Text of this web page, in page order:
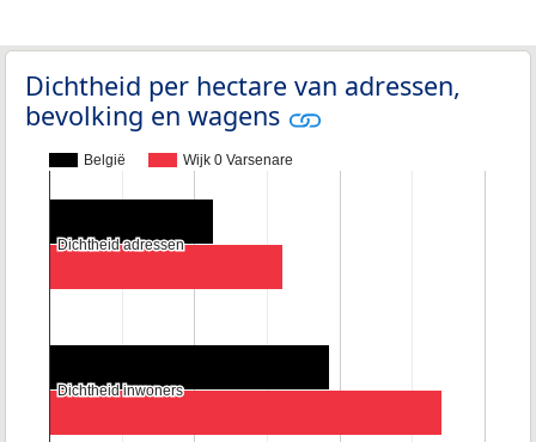
Dichtheid per hectare van adressen,
bevolking en wagens
België Wijk 0 Varsenare
Dichtheid adressen
Dichtheid adressen
Dichtheid inwoners
Dichtheid inwoners